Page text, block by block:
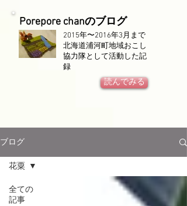
Porepore chanのブログ
2015年〜2016年3月まで
北海道浦河町地域おこし
協力隊として活動した記
録
読んでみる
ブログ
全ての
記事
花粟